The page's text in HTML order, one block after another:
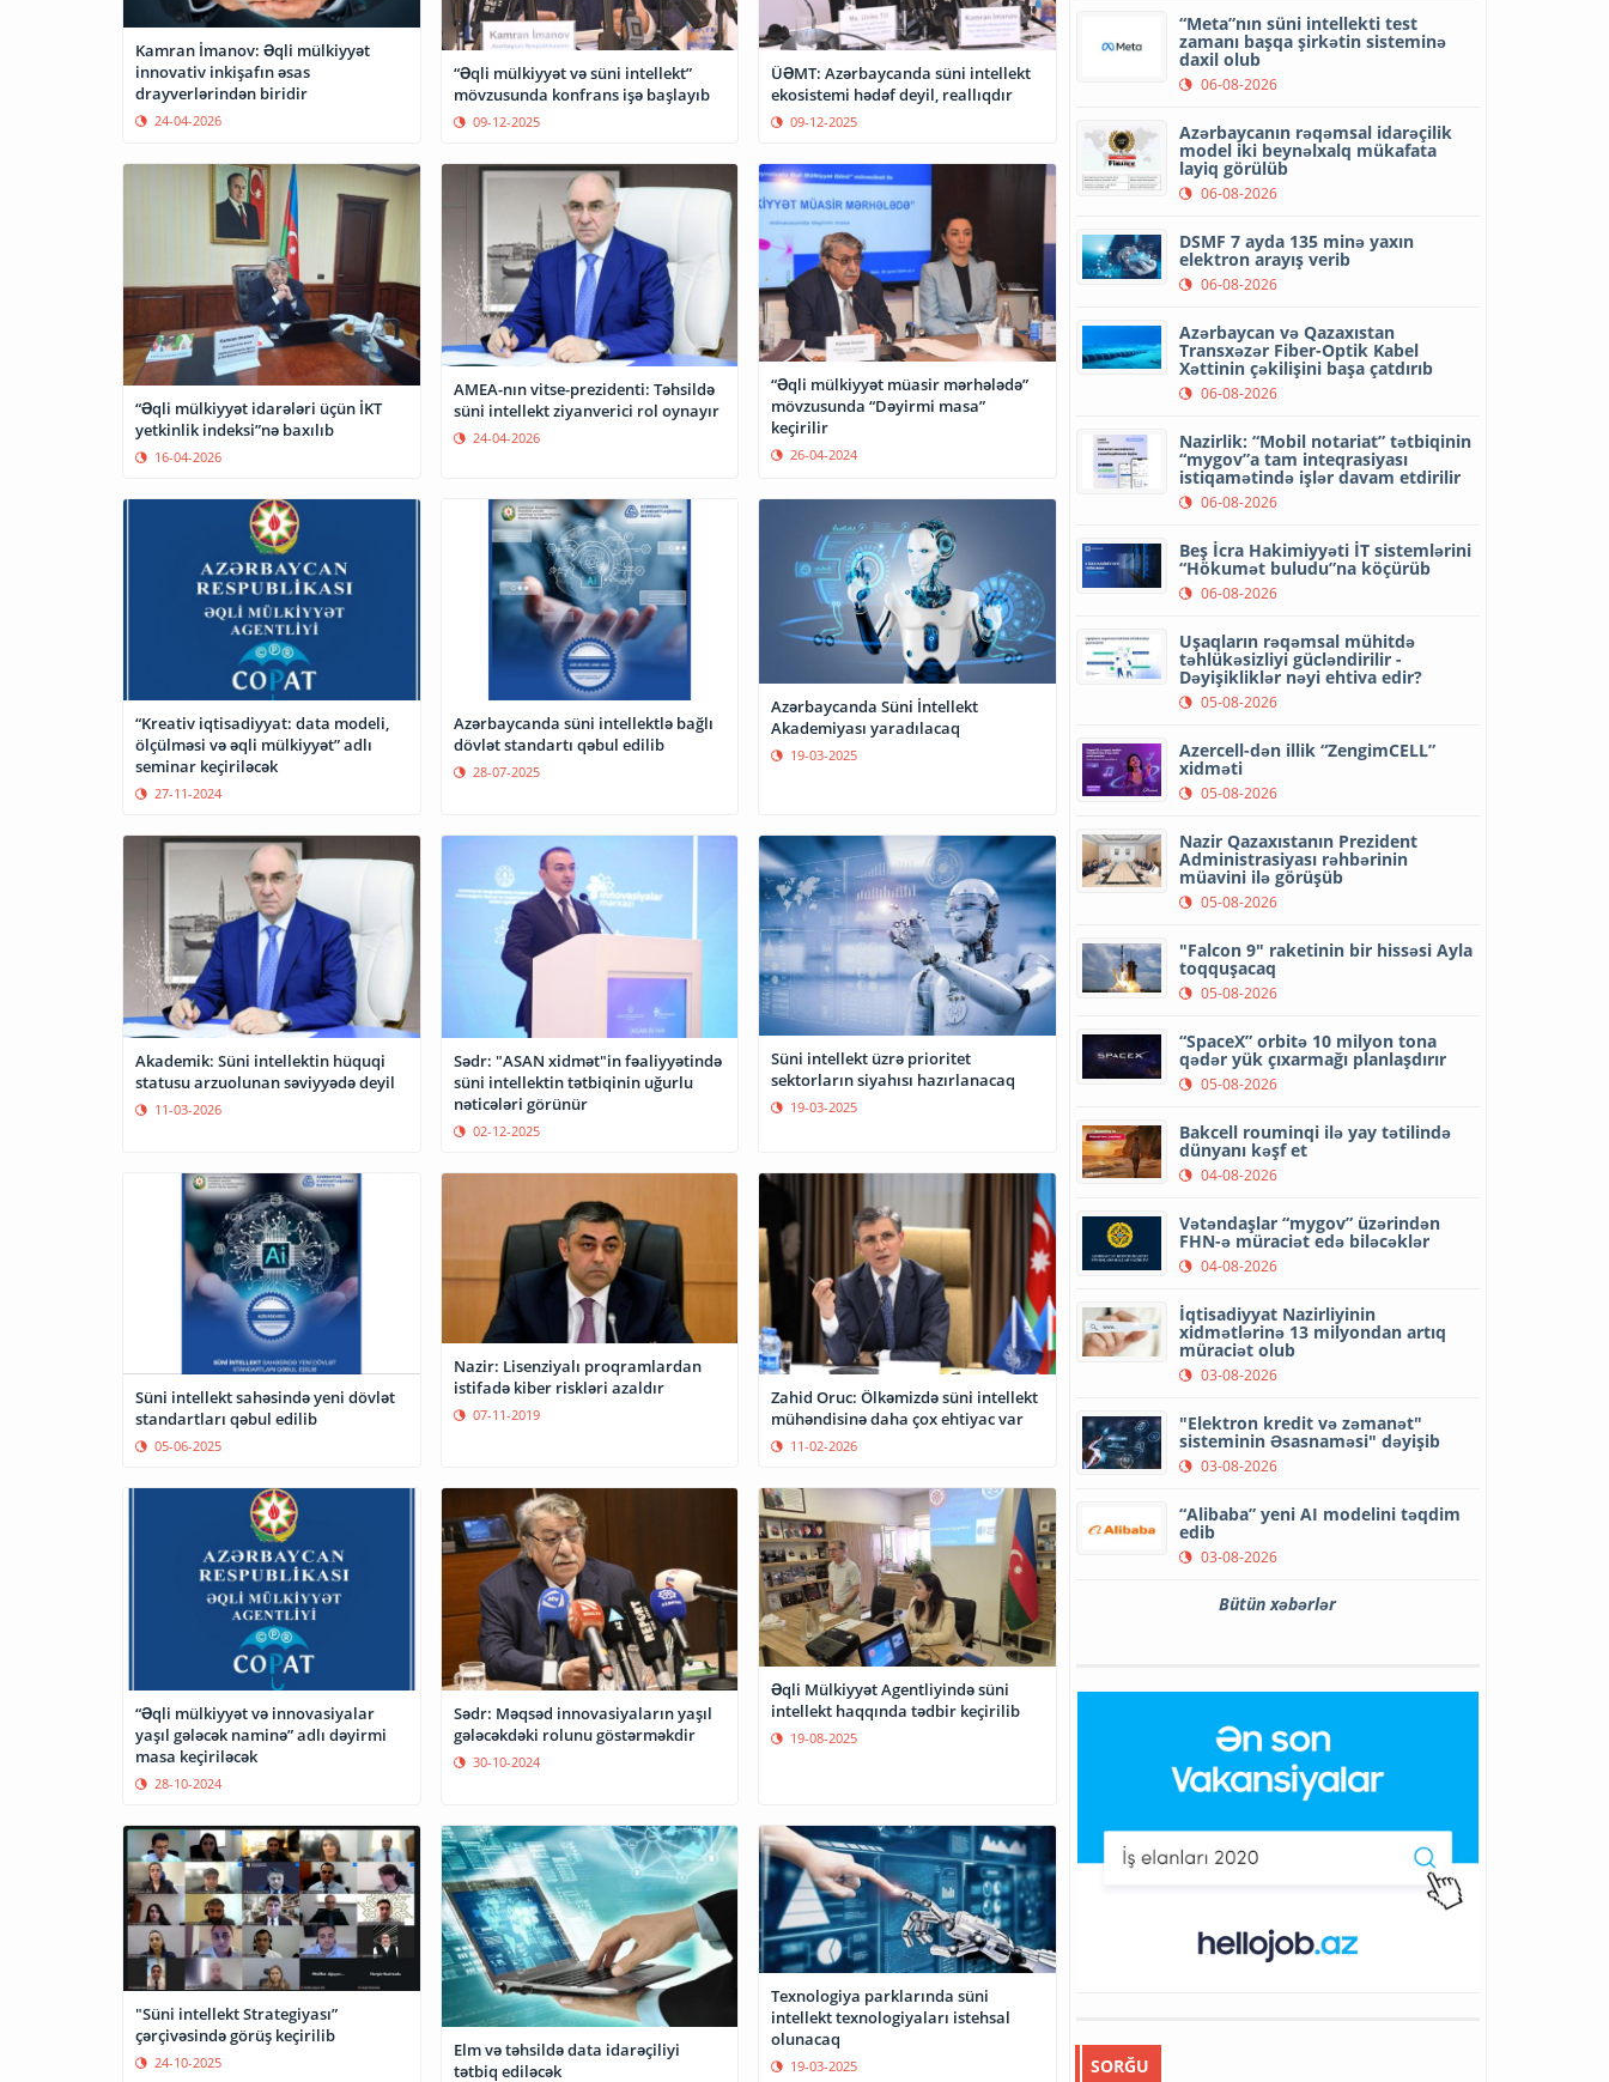
Kamran İmanov: Əqli mülkiyyət
innovativ inkişafın əsas
drayverlərindən biridir
24-04-2026
“Əqli mülkiyyət və süni intellekt”
mövzusunda konfrans işə başlayıb
09-12-2025
ÜƏMT: Azərbaycanda süni intellekt
ekosistemi hədəf deyil, reallıqdır
09-12-2025
“Əqli mülkiyyət idarələri üçün İKT
yetkinlik indeksi”nə baxılıb
16-04-2026
AMEA-nın vitse-prezidenti: Təhsildə
süni intellekt ziyanverici rol oynayır
24-04-2026
“Əqli mülkiyyət müasir mərhələdə”
mövzusunda “Dəyirmi masa”
keçirilir
26-04-2024
“Kreativ iqtisadiyyat: data modeli,
ölçülməsi və əqli mülkiyyət” adlı
seminar keçiriləcək
27-11-2024
Azərbaycanda süni intellektlə bağlı
dövlət standartı qəbul edilib
28-07-2025
Azərbaycanda Süni İntellekt
Akademiyası yaradılacaq
19-03-2025
Akademik: Süni intellektin hüquqi
statusu arzuolunan səviyyədə deyil
11-03-2026
Sədr: "ASAN xidmət"in fəaliyyətində
süni intellektin tətbiqinin uğurlu
nəticələri görünür
02-12-2025
Süni intellekt üzrə prioritet
sektorların siyahısı hazırlanacaq
19-03-2025
Süni intellekt sahəsində yeni dövlət
standartları qəbul edilib
05-06-2025
Nazir: Lisenziyalı proqramlardan
istifadə kiber riskləri azaldır
07-11-2019
Zahid Oruc: Ölkəmizdə süni intellekt
mühəndisinə daha çox ehtiyac var
11-02-2026
“Əqli mülkiyyət və innovasiyalar
yaşıl gələcək naminə” adlı dəyirmi
masa keçiriləcək
28-10-2024
Sədr: Məqsəd innovasiyaların yaşıl
gələcəkdəki rolunu göstərməkdir
30-10-2024
Əqli Mülkiyyət Agentliyində süni
intellekt haqqında tədbir keçirilib
19-08-2025
"Süni intellekt Strategiyası”
çərçivəsində görüş keçirilib
24-10-2025
Elm və təhsildə data idarəçiliyi
tətbiq ediləcək
Texnologiya parklarında süni
intellekt texnologiyaları istehsal
olunacaq
19-03-2025
“Meta”nın süni intellekti test
zamanı başqa şirkətin sisteminə
daxil olub
06-08-2026
Azərbaycanın rəqəmsal idarəçilik
model iki beynəlxalq mükafata
layiq görülüb
06-08-2026
DSMF 7 ayda 135 minə yaxın
elektron arayış verib
06-08-2026
Azərbaycan və Qazaxıstan
Transxəzər Fiber-Optik Kabel
Xəttinin çəkilişini başa çatdırıb
06-08-2026
Nazirlik: “Mobil notariat” tətbiqinin
“mygov”a tam inteqrasiyası
istiqamətində işlər davam etdirilir
06-08-2026
Beş İcra Hakimiyyəti İT sistemlərini
“Hökumət buludu”na köçürüb
06-08-2026
Uşaqların rəqəmsal mühitdə
təhlükəsizliyi gücləndirilir -
Dəyişikliklər nəyi ehtiva edir?
05-08-2026
Azercell-dən illik “ZengimCELL”
xidməti
05-08-2026
Nazir Qazaxıstanın Prezident
Administrasiyası rəhbərinin
müavini ilə görüşüb
05-08-2026
"Falcon 9" raketinin bir hissəsi Ayla
toqquşacaq
05-08-2026
“SpaceX” orbitə 10 milyon tona
qədər yük çıxarmağı planlaşdırır
05-08-2026
Bakcell rouminqi ilə yay tətilində
dünyanı kəşf et
04-08-2026
Vətəndaşlar “mygov” üzərindən
FHN-ə müraciət edə biləcəklər
04-08-2026
İqtisadiyyat Nazirliyinin
xidmətlərinə 13 milyondan artıq
müraciət olub
03-08-2026
"Elektron kredit və zəmanət"
sisteminin Əsasnaməsi" dəyişib
03-08-2026
“Alibaba” yeni AI modelini təqdim
edib
03-08-2026
Bütün xəbərlər
SORĞU